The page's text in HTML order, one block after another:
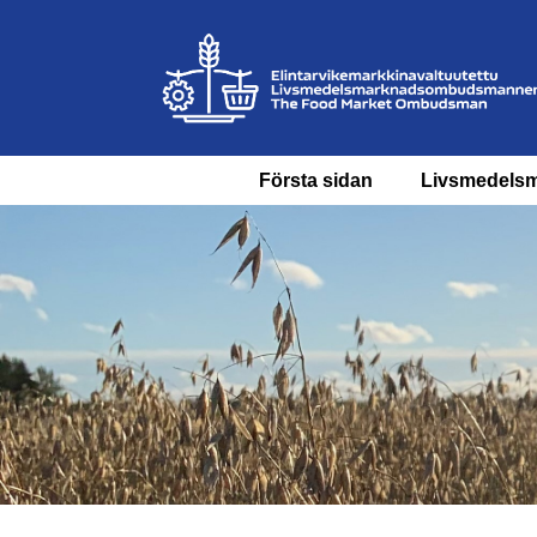
Första sidan